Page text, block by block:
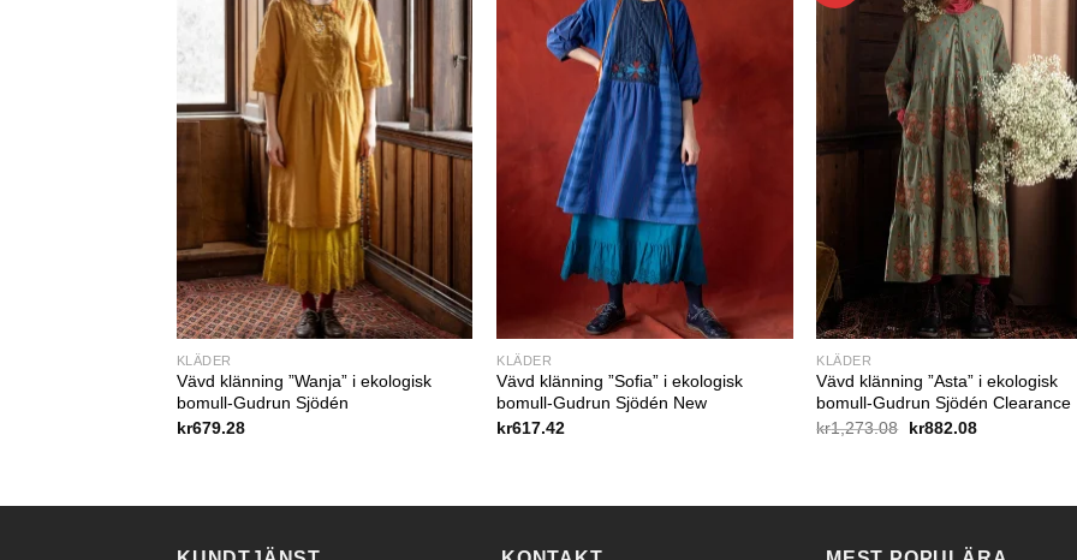
KLÄDER
Vävd klänning ”Wanja” i ekologisk
bomull-Gudrun Sjödén
kr679.28
KLÄDER
Vävd klänning ”Sofia” i ekologisk
bomull-Gudrun Sjödén New
kr617.42
KLÄDER
Vävd klänning ”Asta” i ekologisk
bomull-Gudrun Sjödén Clearance
kr1,273.08
Det
kr882.08Det